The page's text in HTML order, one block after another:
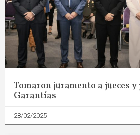
Tomaron juramento a jueces y
Garantías
28/02/2025